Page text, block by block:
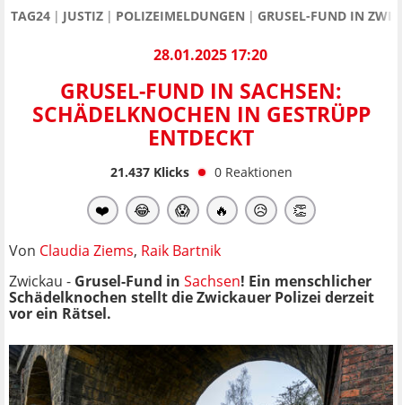
TAG24 JUSTIZ POLIZEIMELDUNGEN GRUSEL-FUND IN
28.01.2025 17:20
GRUSEL-FUND IN SACHSEN:
SCHÄDELKNOCHEN IN GESTRÜPP
ENTDECKT
21.437Klicks 0 Reaktionen
❤️ 😂 😱 🔥 😥 👏
Von Claudia Ziems, Raik Bartnik
Zwickau - Grusel-Fund in Sachsen! Ein menschlicher
Schädelknochen stellt die Zwickauer Polizei derzeit
vor ein Rätsel.